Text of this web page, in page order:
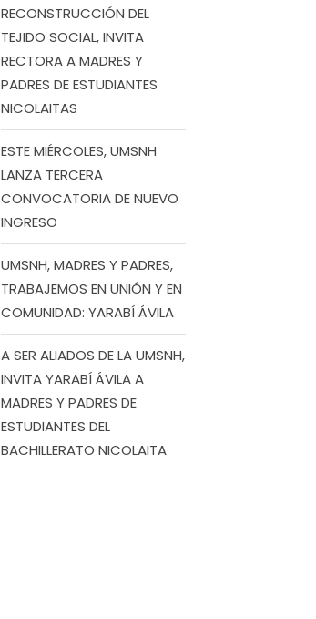
RECONSTRUCCIÓN DEL
TEJIDO SOCIAL, INVITA
RECTORA A MADRES Y
PADRES DE ESTUDIANTES
NICOLAITAS
ESTE MIÉRCOLES, UMSNH
LANZA TERCERA
CONVOCATORIA DE NUEVO
INGRESO
UMSNH, MADRES Y PADRES,
TRABAJEMOS EN UNIÓN Y EN
COMUNIDAD: YARABÍ ÁVILA
A SER ALIADOS DE LA UMSNH,
INVITA YARABÍ ÁVILA A
MADRES Y PADRES DE
ESTUDIANTES DEL
BACHILLERATO NICOLAITA